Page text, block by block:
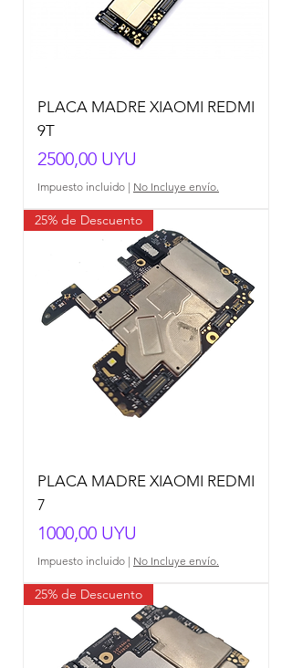
PLACA MADRE XIAOMI REDMI
9T
Precio
2500,00 UYU
Impuesto incluido | No Incluye envío.
25% de Descuento
PLACA MADRE XIAOMI REDMI
7
Precio
1000,00 UYU
Impuesto incluido | No Incluye envío.
25% de Descuento